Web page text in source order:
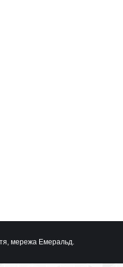
мережа Емеральд.